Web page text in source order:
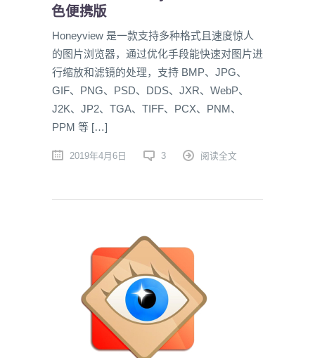
色便携版
Honeyview 是一款支持多种格式且速度惊人
的图片浏览器，通过优化手段能快速对图片进
行缩放和滤镜的处理，支持 BMP、JPG、
GIF、PNG、PSD、DDS、JXR、WebP、
J2K、JP2、TGA、TIFF、PCX、PNM、
PPM 等 […]
2019年4月6日 3 阅读全文